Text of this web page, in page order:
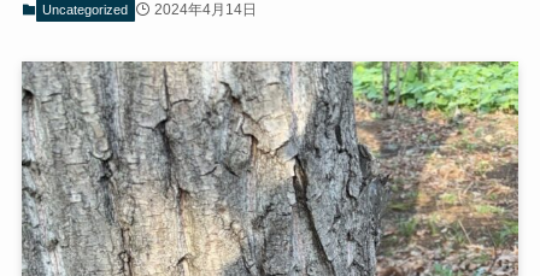
Uncategorized 2024年4月14日